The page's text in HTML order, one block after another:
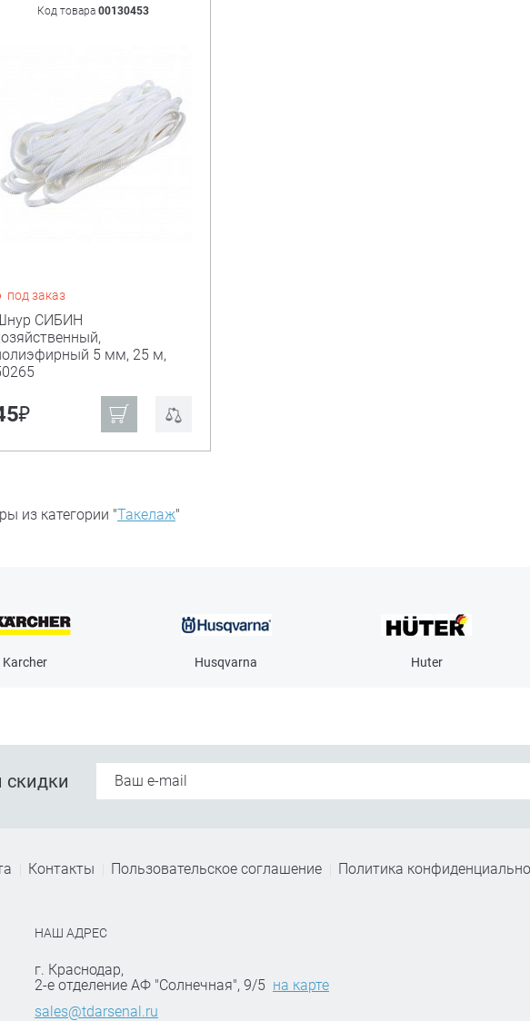
Код товара 00130453
под заказ
СИБИН
5 мм, 25 м,
₽
из категории "Такелаж"
Karcher Husqvarna Huter
скидки
Контакты Пользовательское соглашение Политика
НАШ АДРЕС
г. Краснодар,
2-е отделение АФ "Солнечная", 9/5 на карте
sales@tdarsenal.ru